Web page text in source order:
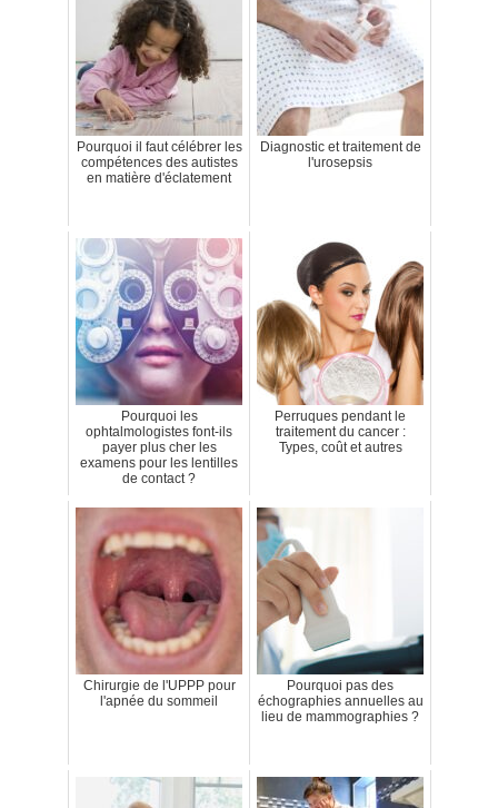
Pourquoi il faut célébrer les
compétences des autistes
en matière d'éclatement
Diagnostic et traitement de
l'urosepsis
Pourquoi les
ophtalmologistes font-ils
payer plus cher les
examens pour les lentilles
de contact ?
Perruques pendant le
traitement du cancer :
Types, coût et autres
Chirurgie de l'UPPP pour
l'apnée du sommeil
Pourquoi pas des
échographies annuelles au
lieu de mammographies ?